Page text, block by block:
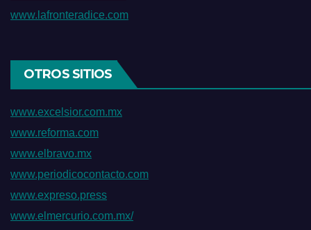
www.lafronteradice.com
OTROS SITIOS
www.excelsior.com.mx
www.reforma.com
www.elbravo.mx
www.periodicocontacto.com
www.expreso.press
www.elmercurio.com.mx/